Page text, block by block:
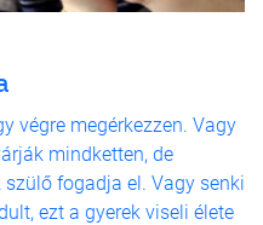
végre megérkezzen. Vagy
mindketten, de
fogadja el. Vagy senki
ezt a gyerek viseli élete